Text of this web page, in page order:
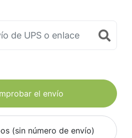
el envío
(sin número de envío)